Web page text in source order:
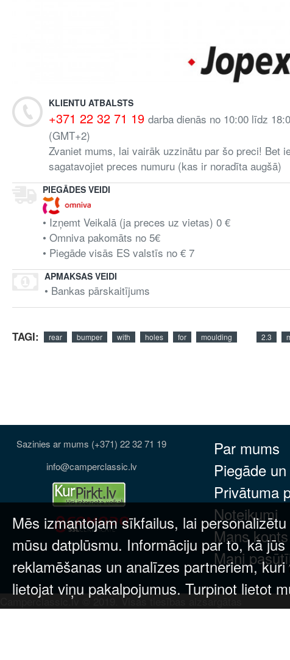
PIEGĀDES VEIDI
• Izņemt Veikalā (ja preces uz vietas) 0 €
• Omniva pakomāts no 5€
• Piegāde visās ES valstīs no € 7
KLIENTU ATBALSTS
+371 22 32 71 19 darba dienās no 10:00 līdz
(GMT+2)
Zvaniet mums, lai vairāk uzzinātu par šo preci! Bet
sagatavojiet preces numuru (kas ir noradīta augšā)
APMAKSAS VEIDI
• Bankas pārskaitījums
TAGI: rear bumper with holes for moulding 2.3
Sazinies ar mums (+371) 22 32 71 19
info@camperclassic.lv
Par mums
Piegāde
Privātuma
Noteikumi
Mans konts
Mani
Camperclassic.lv © 2019. Visas tiesības aizsargātas
Mēs izmantojam sīkfailus, lai
mūsu datplūsmu. Informāciju par to, kā
reklamēšanas un analīzes partneriem,
lietojat viņu pakalpojumus. Turpinot lietot